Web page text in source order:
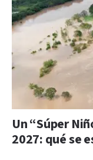
Un “Súper
2027: qué se